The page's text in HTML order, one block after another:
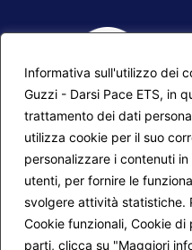
Informativa sull'utilizzo dei
Guzzi - Darsi Pace ETS, in
trattamento dei dati
utilizza cookie per il suo
personalizzare i contenuti
utenti, per fornire le
svolgere attività statistiche.
Cookie funzionali, Cookie
parti, clicca su "Maggiori
Mappa del sito
Progetti Darsi Pace